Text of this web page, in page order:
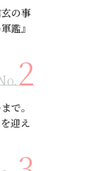
の事
鑑』
で。
迎え